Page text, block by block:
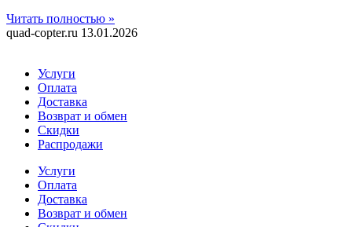
Читать полностью »
quad-copter.ru 13.01.2026
Услуги
Оплата
Доставка
Возврат и обмен
Скидки
Распродажи
Услуги
Оплата
Доставка
Возврат и обмен